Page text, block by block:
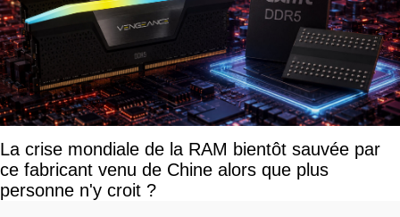
La crise mondiale de la RAM bientôt sauvée par
ce fabricant venu de Chine alors que plus
personne n'y croit ?